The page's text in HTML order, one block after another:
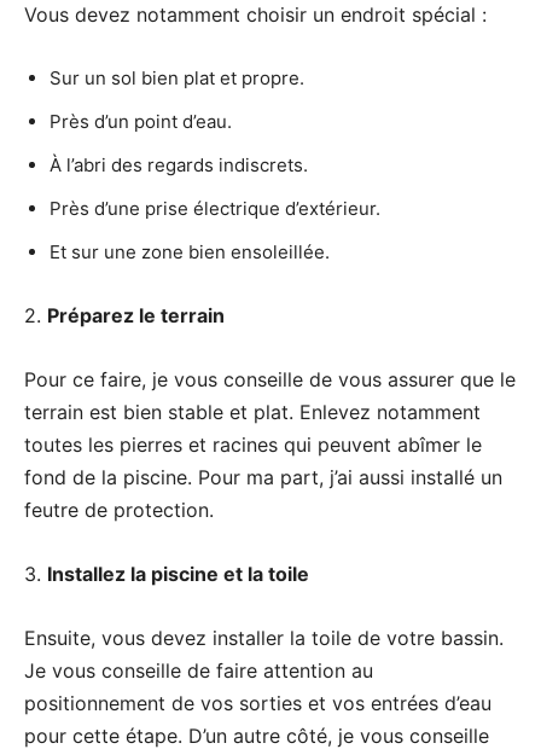
Vous devez notamment choisir un endroit spécial :
Sur un sol bien plat et propre.
Près d’un point d’eau.
À l’abri des regards indiscrets.
Près d’une prise électrique d’extérieur.
Et sur une zone bien ensoleillée.
2. Préparez le terrain
Pour ce faire, je vous conseille de vous assurer que le
terrain est bien stable et plat. Enlevez notamment
toutes les pierres et racines qui peuvent abîmer le
fond de la piscine. Pour ma part, j’ai aussi installé un
feutre de protection.
3. Installez la piscine et la toile
Ensuite, vous devez installer la toile de votre bassin.
Je vous conseille de faire attention au
positionnement de vos sorties et vos entrées d’eau
pour cette étape. D’un autre côté, je vous conseille